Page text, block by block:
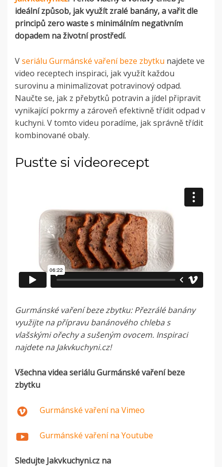
ideální způsob, jak využít zralé banány, a vařit dle
principů zero waste s minimálním negativním
dopadem na životní prostředí.
Vseriálu Gurmánské vaření beze zbytku najdete ve
video receptech inspiraci, jak využít každou
surovinu a minimalizovat potravinový odpad.
Naučte se, jak z přebytků potravin a jídel připravit
vynikající pokrmy a zároveň efektivně třídit odpad v
kuchyni. V tomto videu poradíme, jak správně třídit
kombinované obaly.
Pusťte si videorecept
Gurmánské vaření beze zbytku:Přezrálé banány
využijte na přípravu banánového chleba s
vlašskými ořechy a sušeným ovocem. Inspiraci
najdete na Jakvkuchyni.cz!
Všechna videa seriálu Gurmánské vaření beze
zbytku
Gurmánské vaření na Vimeo
Gurmánské vaření na Youtube
Sledujte Jakvkuchyni.cz na